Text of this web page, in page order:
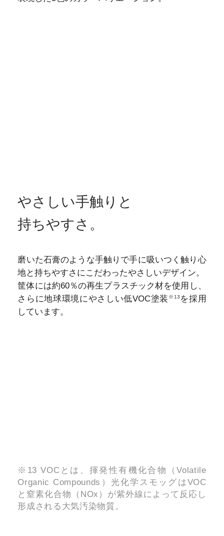
やさしい手触りと
持ちやすさ。
磨いた石膏のような手触りで手に吸いつく触り心
地と持ちやすさにこだわったやさしいデザイン。
筐体には約60％の再生プラスチック材を使用し、
さらに地球環境にやさしい低VOC塗装 ※13 を採用
しています。
※13 VOCとは、揮発性有機化合物（Volatile
Organic Compounds）光化学スモッグはVOC
と窒素化合物（NOx）が紫外線によって反応し
形成される大気汚染物質。